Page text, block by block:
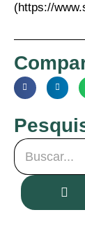
(https://